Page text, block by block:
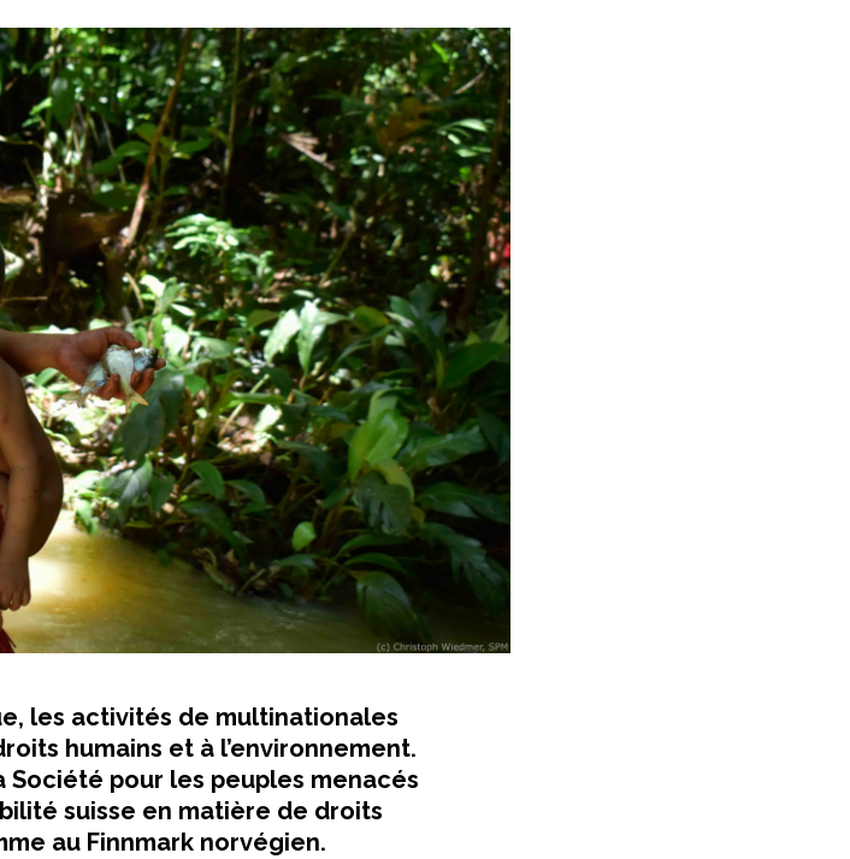
les activités de multinationales
humains et à l’environnement.
Société pour les peuples menacés
suisse en matière de droits
au Finnmark norvégien.